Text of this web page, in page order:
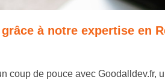
à notre expertise en
coup de pouce avec Goodalldev.fr,